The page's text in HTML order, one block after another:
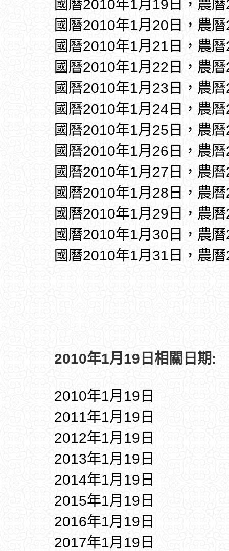
國曆2010年1月19日，農
國曆2010年1月20日，農
國曆2010年1月21日，農
國曆2010年1月22日，農
國曆2010年1月23日，農
國曆2010年1月24日，農
國曆2010年1月25日，農
國曆2010年1月26日，農
國曆2010年1月27日，農
國曆2010年1月28日，農
國曆2010年1月29日，農
國曆2010年1月30日，農
國曆2010年1月31日，農
2010年1月19日相關日期:
2010年1月19日
2011年1月19日
2012年1月19日
2013年1月19日
2014年1月19日
2015年1月19日
2016年1月19日
2017年1月19日